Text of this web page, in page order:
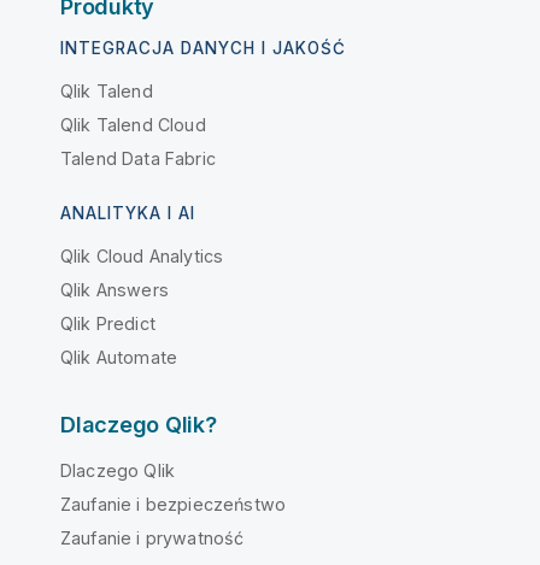
Produkty
INTEGRACJA DANYCH I JAKOŚĆ
Qlik Talend
Qlik Talend Cloud
Talend Data Fabric
ANALITYKA I AI
Qlik Cloud Analytics
Qlik Answers
Qlik Predict
Qlik Automate
Dlaczego Qlik?
Dlaczego Qlik
Zaufanie i bezpieczeństwo
Zaufanie i prywatność